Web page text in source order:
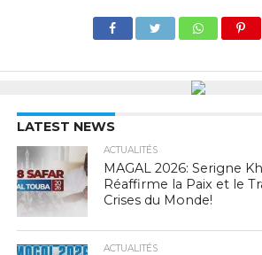
LATEST NEWS
ACTUALITÉS
MAGAL 2026: Serigne
Réaffirme la Paix et le
Crises du Monde!
ACTUALITÉS